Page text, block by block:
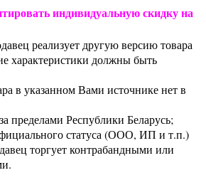
индивидуальную скидку на
реализует другую версию товара
характеристики должны быть
в указанном Вами источнике нет в
пределами Республики Беларусь;
статуса (ООО, ИП и т.п.)
торгует контрабандными или